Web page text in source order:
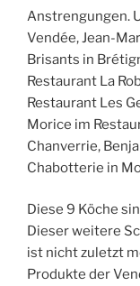
Anstrengungen.
Vendée, Jean-
Brisants in
Restaurant La
Restaurant Les
Morice im
Chanverrie,
Chabotterie in
Diese 9 Köche
Dieser weitere
ist nicht zuletzt
Produkte der